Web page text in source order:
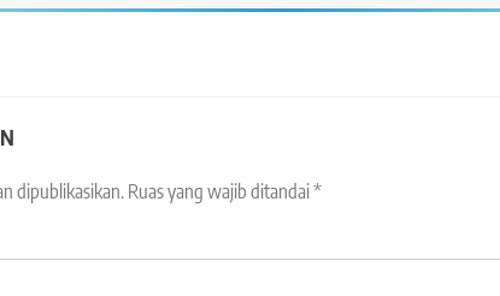
dipublikasikan. Ruas yang wajib ditandai*